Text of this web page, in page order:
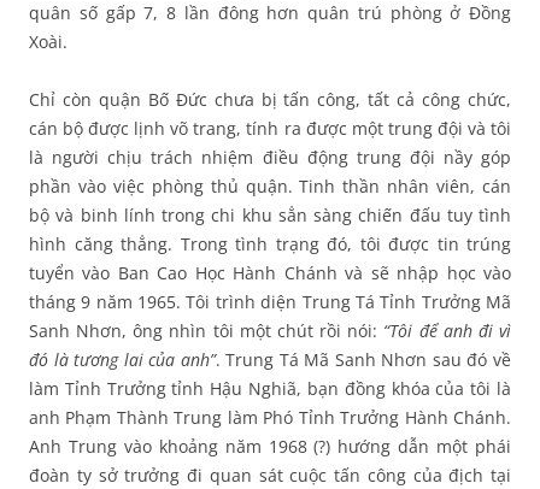
quân số gấp 7, 8 lần đông hơn quân trú phòng ở Đồng
Xoài.
Chỉ còn quận Bố Đức chưa bị tấn công, tất cả công chức,
cán bộ được lịnh võ trang, tính ra được một trung đội và tôi
là người chịu trách nhiệm điều động trung đội nầy góp
phần vào việc phòng thủ quận. Tinh thần nhân viên, cán
bộ và binh lính trong chi khu sẳn sàng chiến đấu tuy tình
hình căng thẳng. Trong tình trạng đó, tôi được tin trúng
tuyển vào Ban Cao Học Hành Chánh và sẽ nhập học vào
tháng 9 năm 1965. Tôi trình diện Trung Tá Tỉnh Trưởng Mã
Sanh Nhơn, ông nhìn tôi một chút rồi nói: “Tôi để anh đi vì
đó là tương lai của anh”. Trung Tá Mã Sanh Nhơn sau đó về
làm Tỉnh Trưởng tỉnh Hậu Nghiã, bạn đồng khóa của tôi là
anh Phạm Thành Trung làm Phó Tỉnh Trưởng Hành Chánh.
Anh Trung vào khoảng năm 1968 (?) hướng dẫn một phái
đoàn ty sở trưởng đi quan sát cuộc tấn công của địch tại